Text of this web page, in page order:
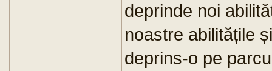
deprinde noi
noastre abilitățile
deprins-o pe